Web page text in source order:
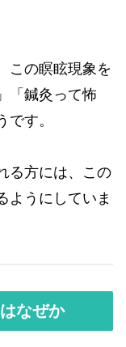
この瞑眩現象を
「鍼灸って怖
す。
る方には、この
ようにしていま
なぜか